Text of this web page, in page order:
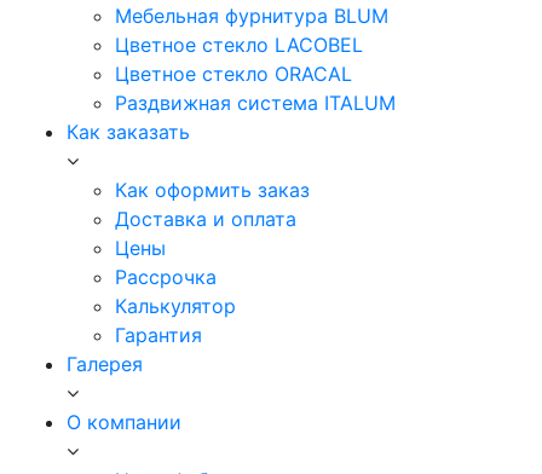
Мебельная фурнитура BLUM
Цветное стекло LACOBEL
Цветное стекло ORACAL
Раздвижная система ITALUM
Как заказать
Как оформить заказ
Доставка и оплата
Цены
Рассрочка
Калькулятор
Гарантия
Галерея
О компании